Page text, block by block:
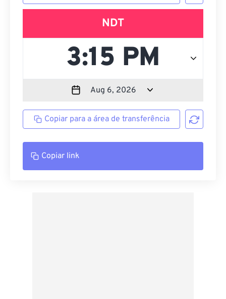
NDT
Copiar para a área de transferência
Copiar link